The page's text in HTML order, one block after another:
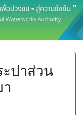
ปาส่วน